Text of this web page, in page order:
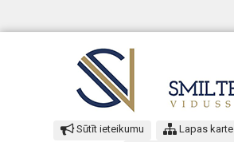
Sūtīt ieteikumu Lapas karte